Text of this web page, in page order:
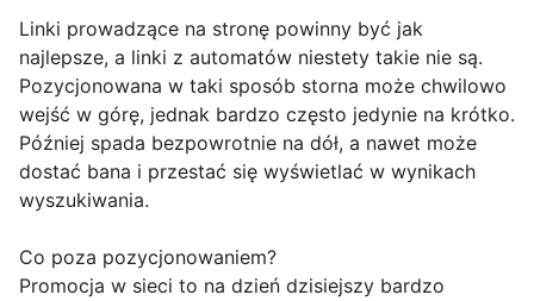
Linki prowadzące na stronę powinny być jak
najlepsze, a linki z automatów niestety takie nie są.
Pozycjonowana w taki sposób storna może chwilowo
wejść w górę, jednak bardzo często jedynie na krótko.
Później spada bezpowrotnie na dół, a nawet może
dostać bana i przestać się wyświetlać w wynikach
wyszukiwania.
Co poza pozycjonowaniem?
Promocja w sieci to na dzień dzisiejszy bardzo